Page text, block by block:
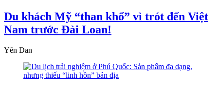
Du khách Mỹ “than khổ” vì trót đến Việt
Nam trước Đài Loan!
Yên Đan